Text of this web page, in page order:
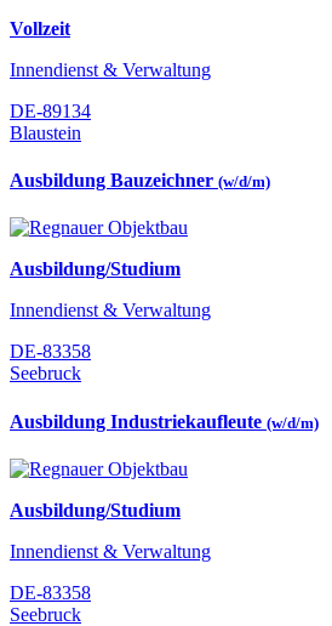
Vollzeit
Innendienst & Verwaltung
DE-89134
Blaustein
Ausbildung Bauzeichner (w/d/m)
Ausbildung/Studium
Innendienst & Verwaltung
DE-83358
Seebruck
Ausbildung Industriekaufleute (w/d/m)
Ausbildung/Studium
Innendienst & Verwaltung
DE-83358
Seebruck